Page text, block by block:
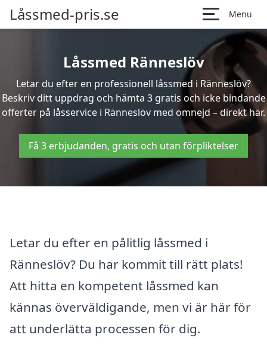
Låssmed-pris.se Menu
Låssmed Ränneslöv
Letar du efter en professionell låssmed i Ränneslöv?
Beskriv ditt uppdrag och hämta 3 gratis och icke bindande
offerter på låsservice i Ränneslöv med omnejd – direkt här.
Få 3 erbjudanden, gratis och utan förpliktelser
Letar du efter en pålitlig låssmed i
Ränneslöv? Du har kommit till rätt plats!
Att hitta en kompetent låssmed kan
kännas överväldigande, men vi är här för
att underlätta processen för dig.